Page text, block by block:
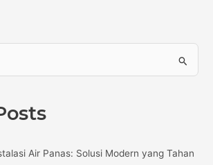
Air Panas: Solusi Modern yang Tahan